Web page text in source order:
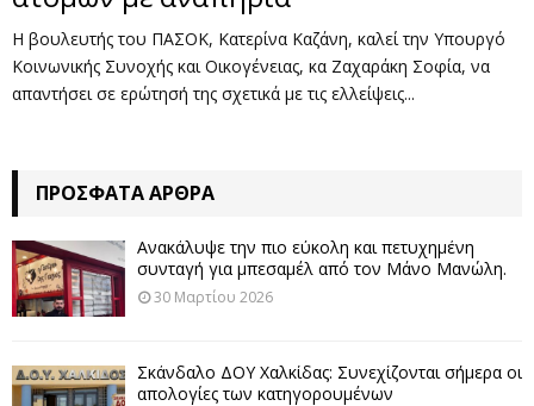
Η βουλευτής του ΠΑΣΟΚ, Κατερίνα Καζάνη, καλεί την Υπουργό
Κοινωνικής Συνοχής και Οικογένειας, κα Ζαχαράκη Σοφία, να
απαντήσει σε ερώτησή της σχετικά με τις ελλείψεις...
ΠΡΌΣΦΑΤΑ ΆΡΘΡΑ
Ανακάλυψε την πιο εύκολη και πετυχημένη
συνταγή για μπεσαμέλ από τον Μάνο Μανώλη.
30 Μαρτίου 2026
Σκάνδαλο ΔΟΥ Χαλκίδας: Συνεχίζονται σήμερα οι
απολογίες των κατηγορουμένων